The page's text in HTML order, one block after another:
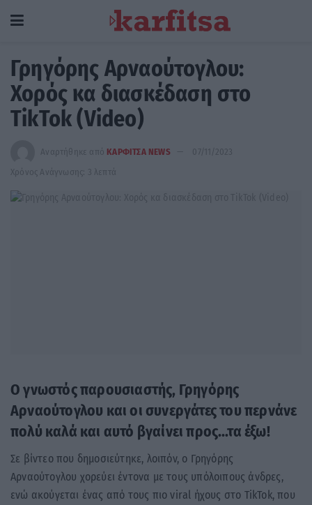
Γρηγόρης Αρναούτογλου:
Χορός κα διασκέδαση στο
ΤikTok (Video)
Αναρτήθηκε από ΚΑΡΦΙΤΣΑ NEWS
07/11/2023
Χρόνος Ανάγνωσης: 3 λεπτά
Ο γνωστός παρουσιαστής, Γρηγόρης
Αρναούτογλου και οι συνεργάτες του περνάνε
πολύ καλά και αυτό βγαίνει προς…τα έξω!
Σε βίντεο που δημοσιεύτηκε, λοιπόν, ο Γρηγόρης
Αρναούτογλου χορεύει έντονα με τους υπόλοιπους άνδρες,
ενώ ακούγεται ένας από τους πιο viral ήχους στο TikTok, που